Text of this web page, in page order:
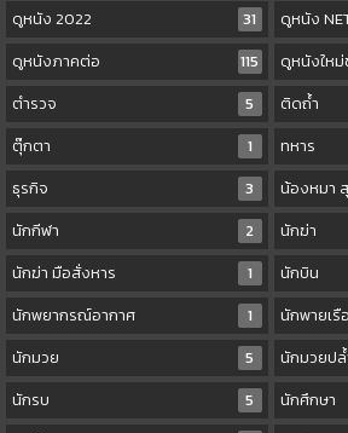
ดูหนัง 2022
31 ดูหนัง
ดูหนังภาคต่อ
115 ดูหนังใหม่
ตำรวจ
5 ติดถ้ำ
ตุ๊กตา
1 ทหาร
ธุรกิจ
3 น้องหมา
นักกีฬา
2 นักฆ่า
นักฆ่า มือสั่งหาร
1 นักบิน
นักพยากรณ์อากาศ
1 นักพายเรือ
นักมวย
5 นักมวยปล้
นักรบ
5 นักศึกษา